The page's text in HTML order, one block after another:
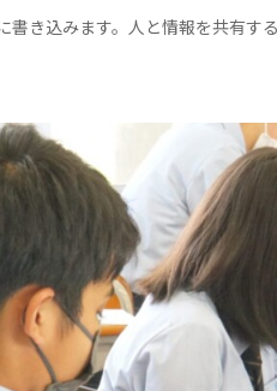
書き込みます。人と情報を共有す